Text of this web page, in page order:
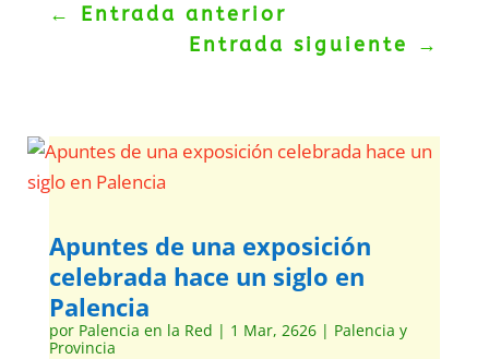
← Entrada anterior
Entrada siguiente
→
Apuntes de una exposición
celebrada hace un siglo en
Palencia
por Palencia en la Red | 1 Mar, 2626| Palencia y
Provincia